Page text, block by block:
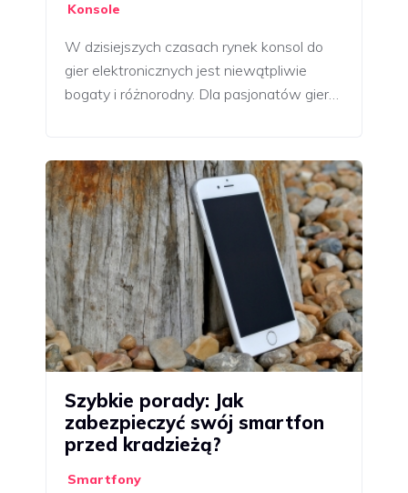
Konsole
W dzisiejszych czasach rynek konsol do
gier elektronicznych jest niewątpliwie
bogaty i różnorodny. Dla pasjonatów gier…
Szybkie porady: Jak
zabezpieczyć swój smartfon
przed kradzieżą?
Smartfony